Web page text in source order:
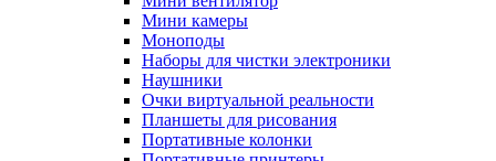
Мини камеры
Моноподы
Наборы для чистки электроники
Наушники
Очки виртуальной реальности
Планшеты для рисования
Портативные колонки